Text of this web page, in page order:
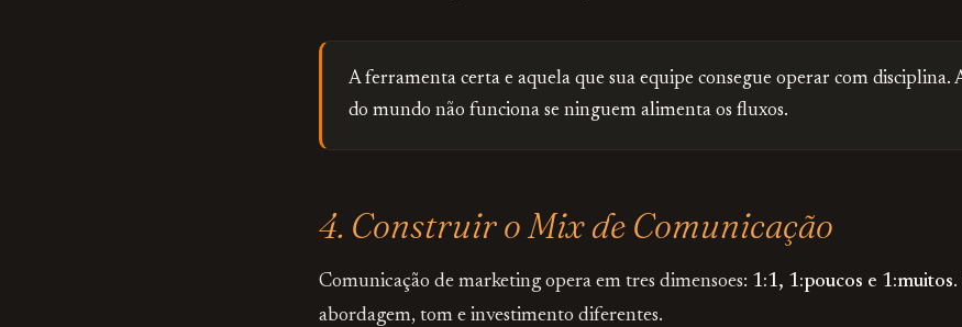
A ferramenta certa e aquela que sua equipe consegue operar com
do mundo não funciona se ninguem alimenta os fluxos.
4. Construir o Mix de Comunicação
Comunicação de marketing opera em tres dimensoes: 1:1, 1:poucos e 1:muitos
abordagem, tom e investimento diferentes.